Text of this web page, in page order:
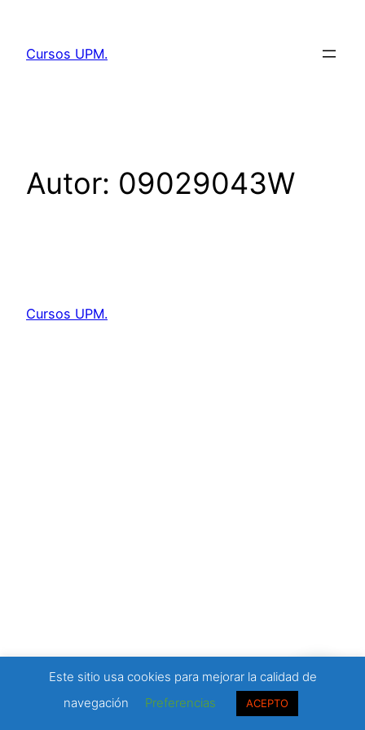
contenido
Cursos UPM.
Autor: 09029043W
Cursos UPM.
Este sitio usa cookies para mejorar la calidad de
navegación
Preferencias ACEPTO